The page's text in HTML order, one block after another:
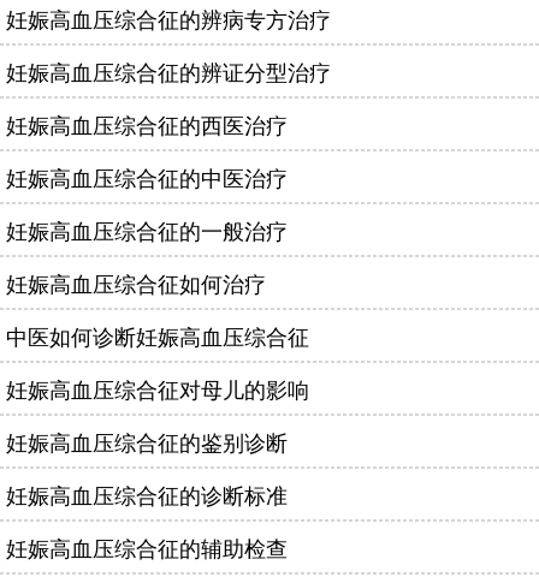
妊娠高血压综合征的辨病专方治疗
妊娠高血压综合征的辨证分型治疗
妊娠高血压综合征的西医治疗
妊娠高血压综合征的中医治疗
妊娠高血压综合征的一般治疗
妊娠高血压综合征如何治疗
中医如何诊断妊娠高血压综合征
妊娠高血压综合征对母儿的影响
妊娠高血压综合征的鉴别诊断
妊娠高血压综合征的诊断标准
妊娠高血压综合征的辅助检查